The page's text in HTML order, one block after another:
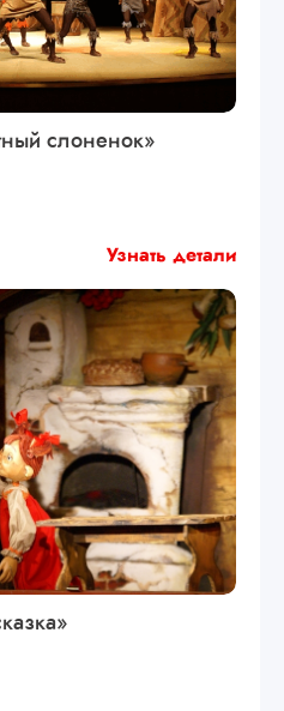
слоненок»
Узнать детали